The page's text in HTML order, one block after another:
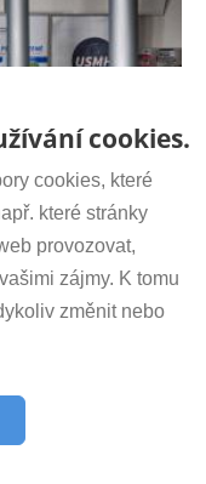
Radomír
a
v.v.i
cookies.
cookies, které
které stránky
provozovat,
zájmy. K tomu
změnit nebo